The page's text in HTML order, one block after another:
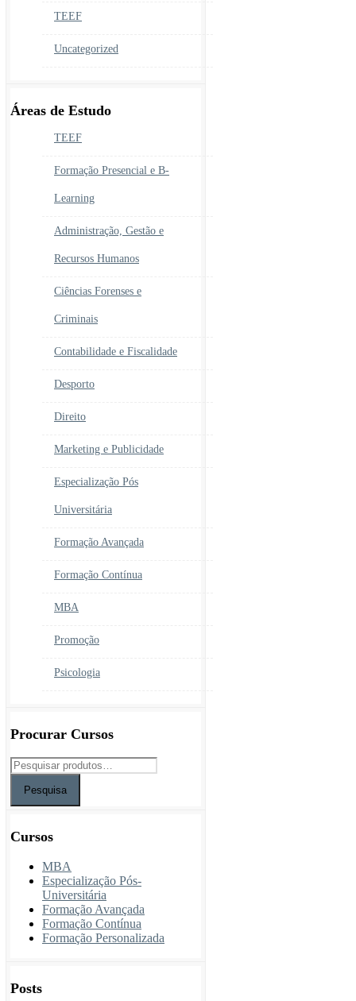
TEEF
Uncategorized
Áreas de Estudo
TEEF
Formação Presencial e B-
Learning
Administração, Gestão e
Recursos Humanos
Ciências Forenses e
Criminais
Contabilidade e Fiscalidade
Desporto
Direito
Marketing e Publicidade
Especialização Pós
Universitária
Formação Avançada
Formação Contínua
MBA
Promoção
Psicologia
Procurar Cursos
Pesquisa
Cursos
MBA
Especialização Pós-
Universitária
Formação Avançada
Formação Contínua
Formação Personalizada
Posts